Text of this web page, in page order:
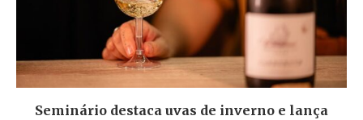
Seminário destaca uvas de inverno e lança